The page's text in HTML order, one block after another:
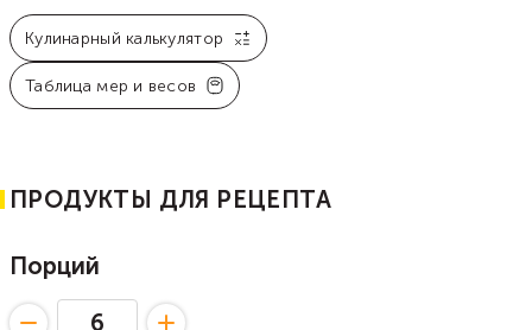
Кулинарный калькулятор
Таблица мер и весов
ПРОДУКТЫ ДЛЯ РЕЦЕПТА
Порций